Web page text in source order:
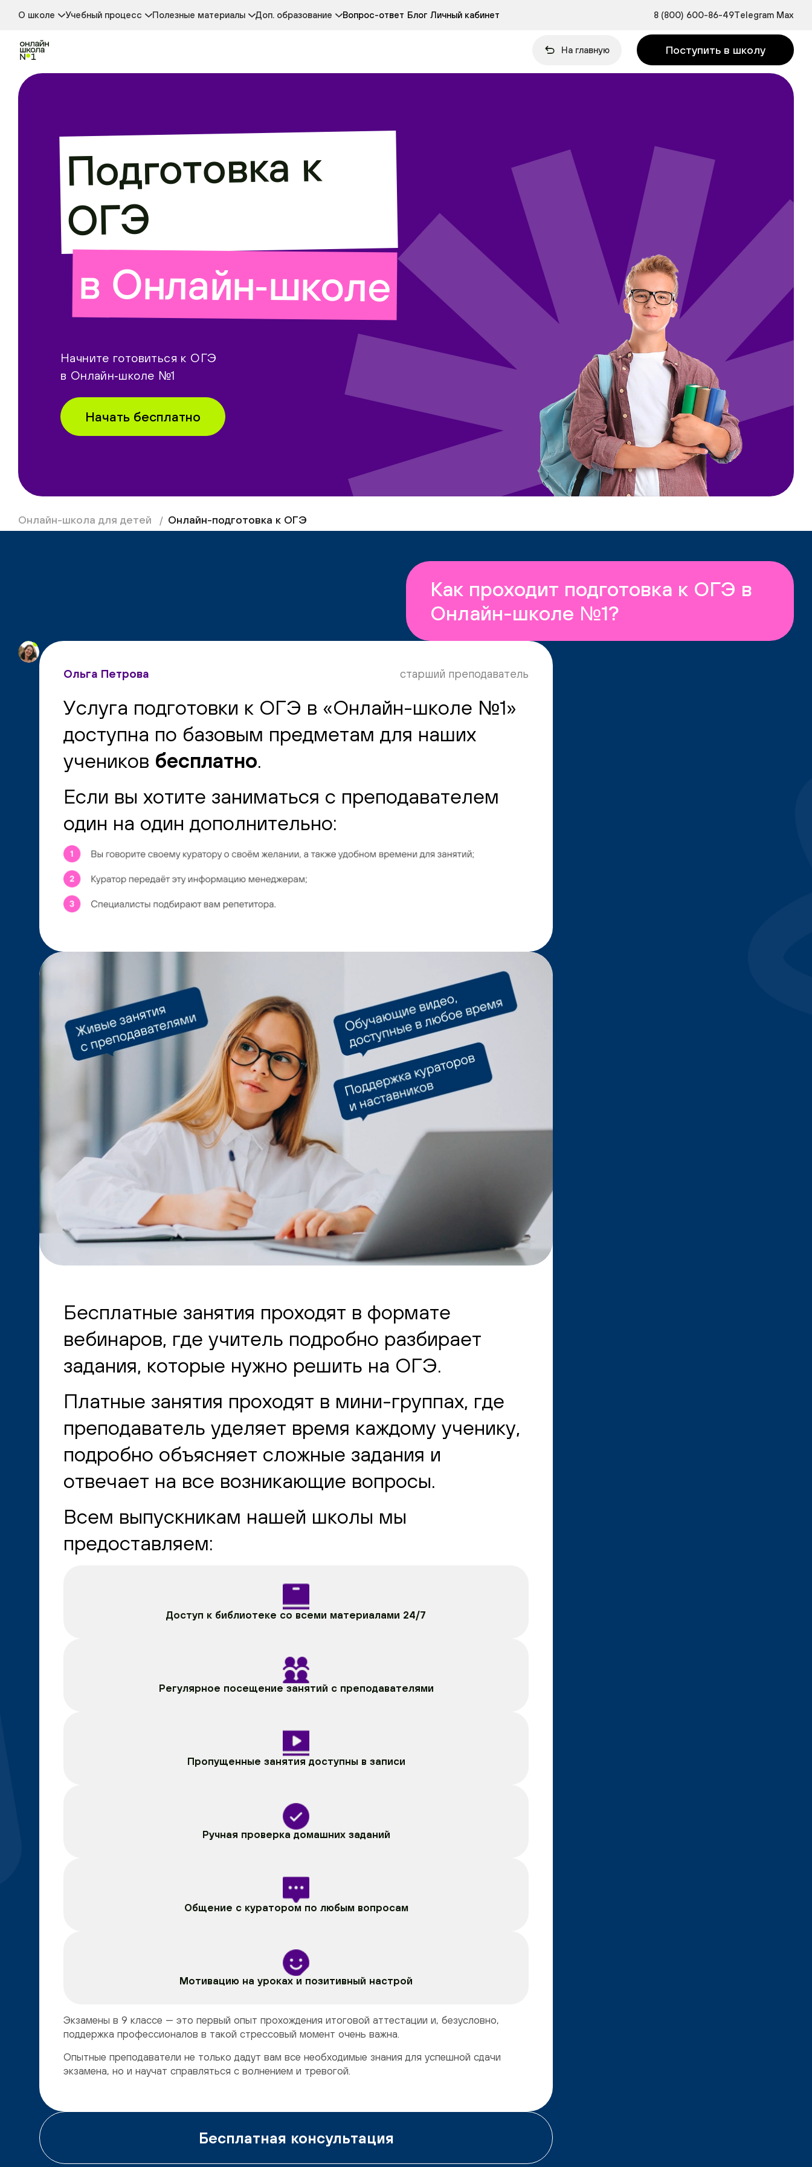
О школе
Стоимость обучения
Сведения об образовательной организации
Учебный процесс
Дополнительные активности
Полезные материалы
Ответы для школьниковДоп. образование
Курс по чтению
Вопрос-ответ Блог Личный кабинет 8 (800) 600-86-49Telegram Max
На главную Поступить в школу
Подготовка к
ОГЭ
в Онлайн‑школе
Начните готовиться к ОГЭ
в Онлайн‑школе №1
Начать бесплатно
Онлайн-школа для детей Онлайн-подготовка к ОГЭ
Как проходит подготовка к ОГЭ в
Онлайн-школе №1?
Ольга Петрова старший преподаватель
Услуга подготовки к ОГЭ в «Онлайн-школе №1»
доступна по базовым предметам для наших
учеников бесплатно.
Если вы хотите заниматься с преподавателем
один на один дополнительно:
Бесплатные занятия проходят в формате
вебинаров, где учитель подробно разбирает
задания, которые нужно решить на ОГЭ.
Платные занятия проходят в мини-группах, где
преподаватель уделяет время каждому ученику,
подробно объясняет сложные задания и
отвечает на все возникающие вопросы.
Всем выпускникам нашей школы мы
предоставляем:
Доступ к библиотеке со всеми материалами 24/7
Регулярное посещение занятий с преподавателями
Пропущенные занятия доступны в записи
Ручная проверка домашних заданий
Общение с куратором по любым вопросам
Мотивацию на уроках и позитивный настрой
Экзамены в 9 классе — это первый опыт прохождения итоговой аттестации и, безусловно,
поддержка профессионалов в такой стрессовый момент очень важна.
Опытные преподаватели не только дадут вам все необходимые знания для успешной сдачи
экзамена, но и научат справляться с волнением и тревогой.
Бесплатная консультация